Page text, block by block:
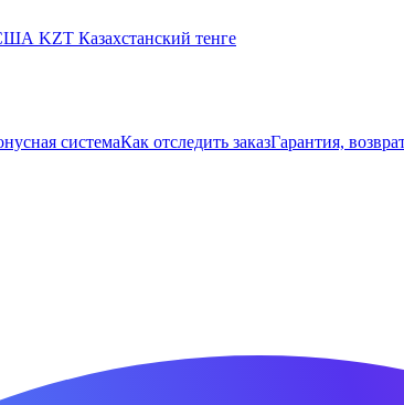
KZT Казахстанский тенге
системаКак отследить заказГарантия,